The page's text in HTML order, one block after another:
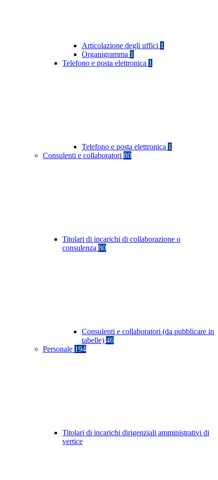
Articolazione degli uffici 1
Organigramma 1
Telefono e posta elettronica 1
Telefono e posta elettronica 1
Consulenti e collaboratori 80
Titolari di incarichi di collaborazione o
consulenza 80
Consulenti e collaboratori (da pubblicare in
tabelle) 46
Personale 194
Titolari di incarichi dirigenziali amministrativi di
vertice